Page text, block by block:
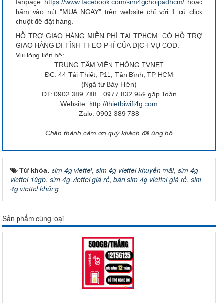
fanpage https://www.facebook.com/sim4gchoipadhcm/hoặc
bấm vào nút "MUA NGAY" trên website chỉ với 1 cú click
chuột để đặt hàng.
HỖ TRỢ GIAO HÀNG MIỄN PHÍ TẠI TPHCM. CÓ HỖ TRỢ
GIAO HÀNG ĐI TỈNH THEO PHÍ CỦA DỊCH VỤ COD.
Vui lòng liên hệ:
TRUNG TÂM VIÊN THÔNG TVNET
ĐC: 44 Tái Thiết, P11, Tân Bình, TP HCM
(Ngã tư Bảy Hiền)
ĐT: 0902 389 788 - 0977 832 959 gặp Toán
Website: http://thietbiwifi4g.com
Zalo: 0902 389 788
Chân thành cảm ơn quý khách đã ủng hộ
Từ khóa: sim 4g viettel, sim 4g viettel khuyến mãi, sim 4g
viettel 10gb, sim 4g viettel giá rẻ, bán sim 4g viettel giá rẻ, sim
4g viettel khủng
Sản phẩm cùng loại